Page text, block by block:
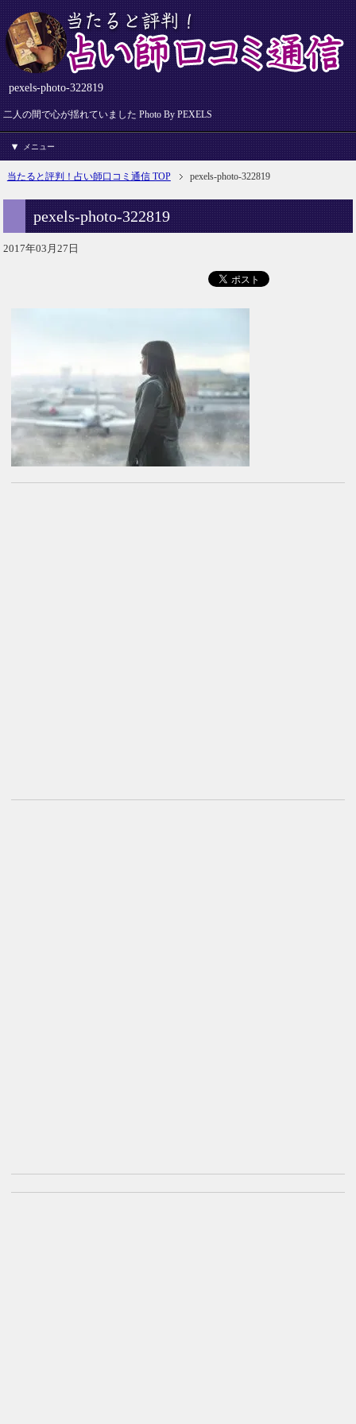
pexels-photo-322819
二人の間で心が揺れていました Photo By PEXELS
メニュー
当たると評判！占い師口コミ通信 TOP pexels-photo-322819
pexels-photo-322819
2017年03月27日